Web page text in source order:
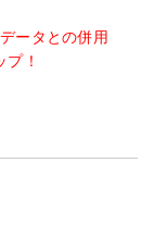
ータとの併用
！